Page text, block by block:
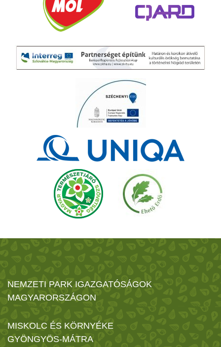
NEMZETI PARK IGAZGATÓSÁGOK
MAGYARORSZÁGON
MISKOLC ÉS KÖRNYÉKE
GYÖNGYÖS-MÁTRA